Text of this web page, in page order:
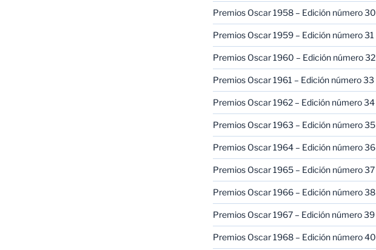
Premios Oscar 1958 – Edición número 30
Premios Oscar 1959 – Edición número 31
Premios Oscar 1960 – Edición número 32
Premios Oscar 1961 – Edición número 33
Premios Oscar 1962 – Edición número 34
Premios Oscar 1963 – Edición número 35
Premios Oscar 1964 – Edición número 36
Premios Oscar 1965 – Edición número 37
Premios Oscar 1966 – Edición número 38
Premios Oscar 1967 – Edición número 39
Premios Oscar 1968 – Edición número 40